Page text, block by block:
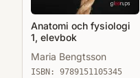
Anatomi och fysiologi
1, elevbok
Maria Bengtsson
ISBN: 9789151105345